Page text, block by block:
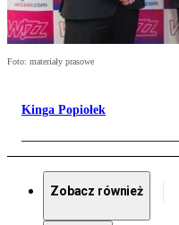
Foto: materiały prasowe
Kinga Popiołek
Zobacz również